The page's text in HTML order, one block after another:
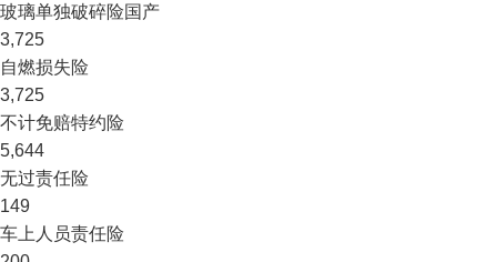
玻璃单独破碎险国产
3,725
自燃损失险
3,725
不计免赔特约险
5,644
无过责任险
149
车上人员责任险